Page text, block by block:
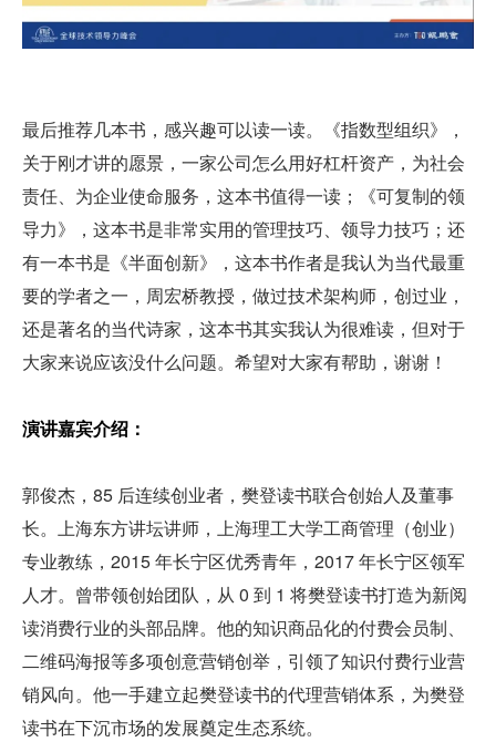
最后推荐几本书，感兴趣可以读一读。《指数型组织》，
关于刚才讲的愿景，一家公司怎么用好杠杆资产，为社会
责任、为企业使命服务，这本书值得一读；《可复制的领
导力》，这本书是非常实用的管理技巧、领导力技巧；还
有一本书是《半面创新》，这本书作者是我认为当代最重
要的学者之一，周宏桥教授，做过技术架构师，创过业，
还是著名的当代诗家，这本书其实我认为很难读，但对于
大家来说应该没什么问题。希望对大家有帮助，谢谢！
演讲嘉宾介绍：
郭俊杰，85 后连续创业者，樊登读书联合创始人及董事
长。上海东方讲坛讲师，上海理工大学工商管理（创业）
专业教练，2015 年长宁区优秀青年，2017 年长宁区领军
人才。曾带领创始团队，从 0 到 1 将樊登读书打造为新阅
读消费行业的头部品牌。他的知识商品化的付费会员制、
二维码海报等多项创意营销创举，引领了知识付费行业营
销风向。他一手建立起樊登读书的代理营销体系，为樊登
读书在下沉市场的发展奠定生态系统。